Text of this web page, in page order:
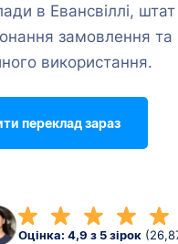
в Евансвіллі, штат
замовлення та
використання.
переклад зараз
Оцінка: 4,9 з 5 зірок